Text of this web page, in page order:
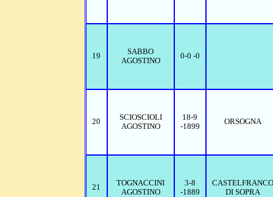
19
SABBO
AGOSTINO
0-0 -0
20
SCIOSCIOLI
AGOSTINO
18-9
-1899
ORSOGNA
21
TOGNACCINI
AGOSTINO
3-8
-1889
CASTELFRANCO
DI SOPRA